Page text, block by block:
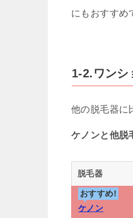
にもおすすめ
1-2.ワンシ
他の脱毛器に
ケノンと他脱
脱毛器
おすすめ!
ケノン